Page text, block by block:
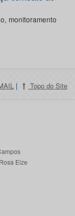
monitoramento
| Topo do Site
Elze